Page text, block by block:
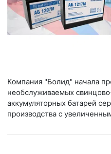
Компания "Болид" начала
необслуживаемых
аккумуляторных батарей
производства с